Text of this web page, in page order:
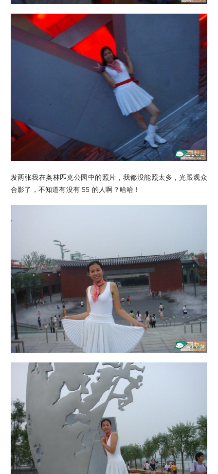
发两张我在奥林匹克公园中的照片，我都没能照太多，光跟观众
合影了，不知道有没有 55 的人啊？哈哈！